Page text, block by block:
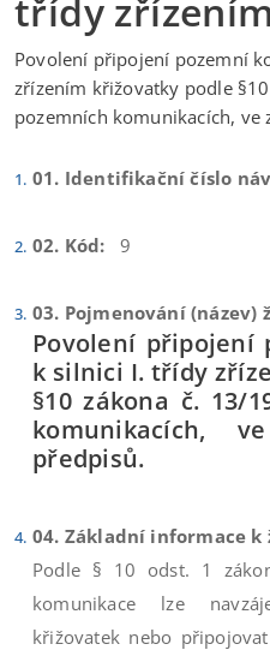
třídy
Povolení připojení pozemní
zřízením křižovatky podle
pozemních komunikacích, ve
01. Identifikační číslo
02. Kód: 9
03. Pojmenování (název)
Povolení připojení
k silnici I. třídy
§10 zákona č. 13/
komunikacích,
předpisů.
04. Základní informace
Podle § 10 odst. 1
komunikace lze
křižovatek nebo